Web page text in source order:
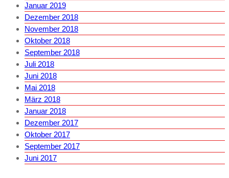
Januar 2019
Dezember 2018
November 2018
Oktober 2018
September 2018
Juli 2018
Juni 2018
Mai 2018
März 2018
Januar 2018
Dezember 2017
Oktober 2017
September 2017
Juni 2017